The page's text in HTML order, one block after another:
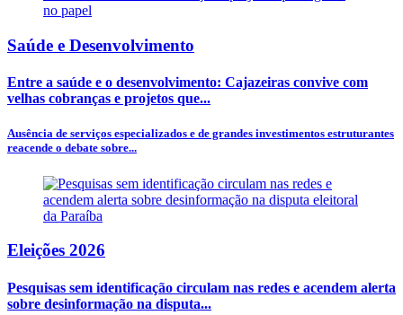
Saúde e Desenvolvimento
Entre a saúde e o desenvolvimento: Cajazeiras convive com
velhas cobranças e projetos que...
Ausência de serviços especializados e de grandes investimentos estruturantes
reacende o debate sobre...
Eleições 2026
Pesquisas sem identificação circulam nas redes e acendem alerta
sobre desinformação na disputa...